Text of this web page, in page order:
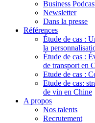
Business
Newsletter
Dans la presse
Références
Étude de cas :
la
Étude de cas :
de transport en
Etude de cas :
Etude de cas:
de vin en Chine
A propos
Nos talents
Recrutement